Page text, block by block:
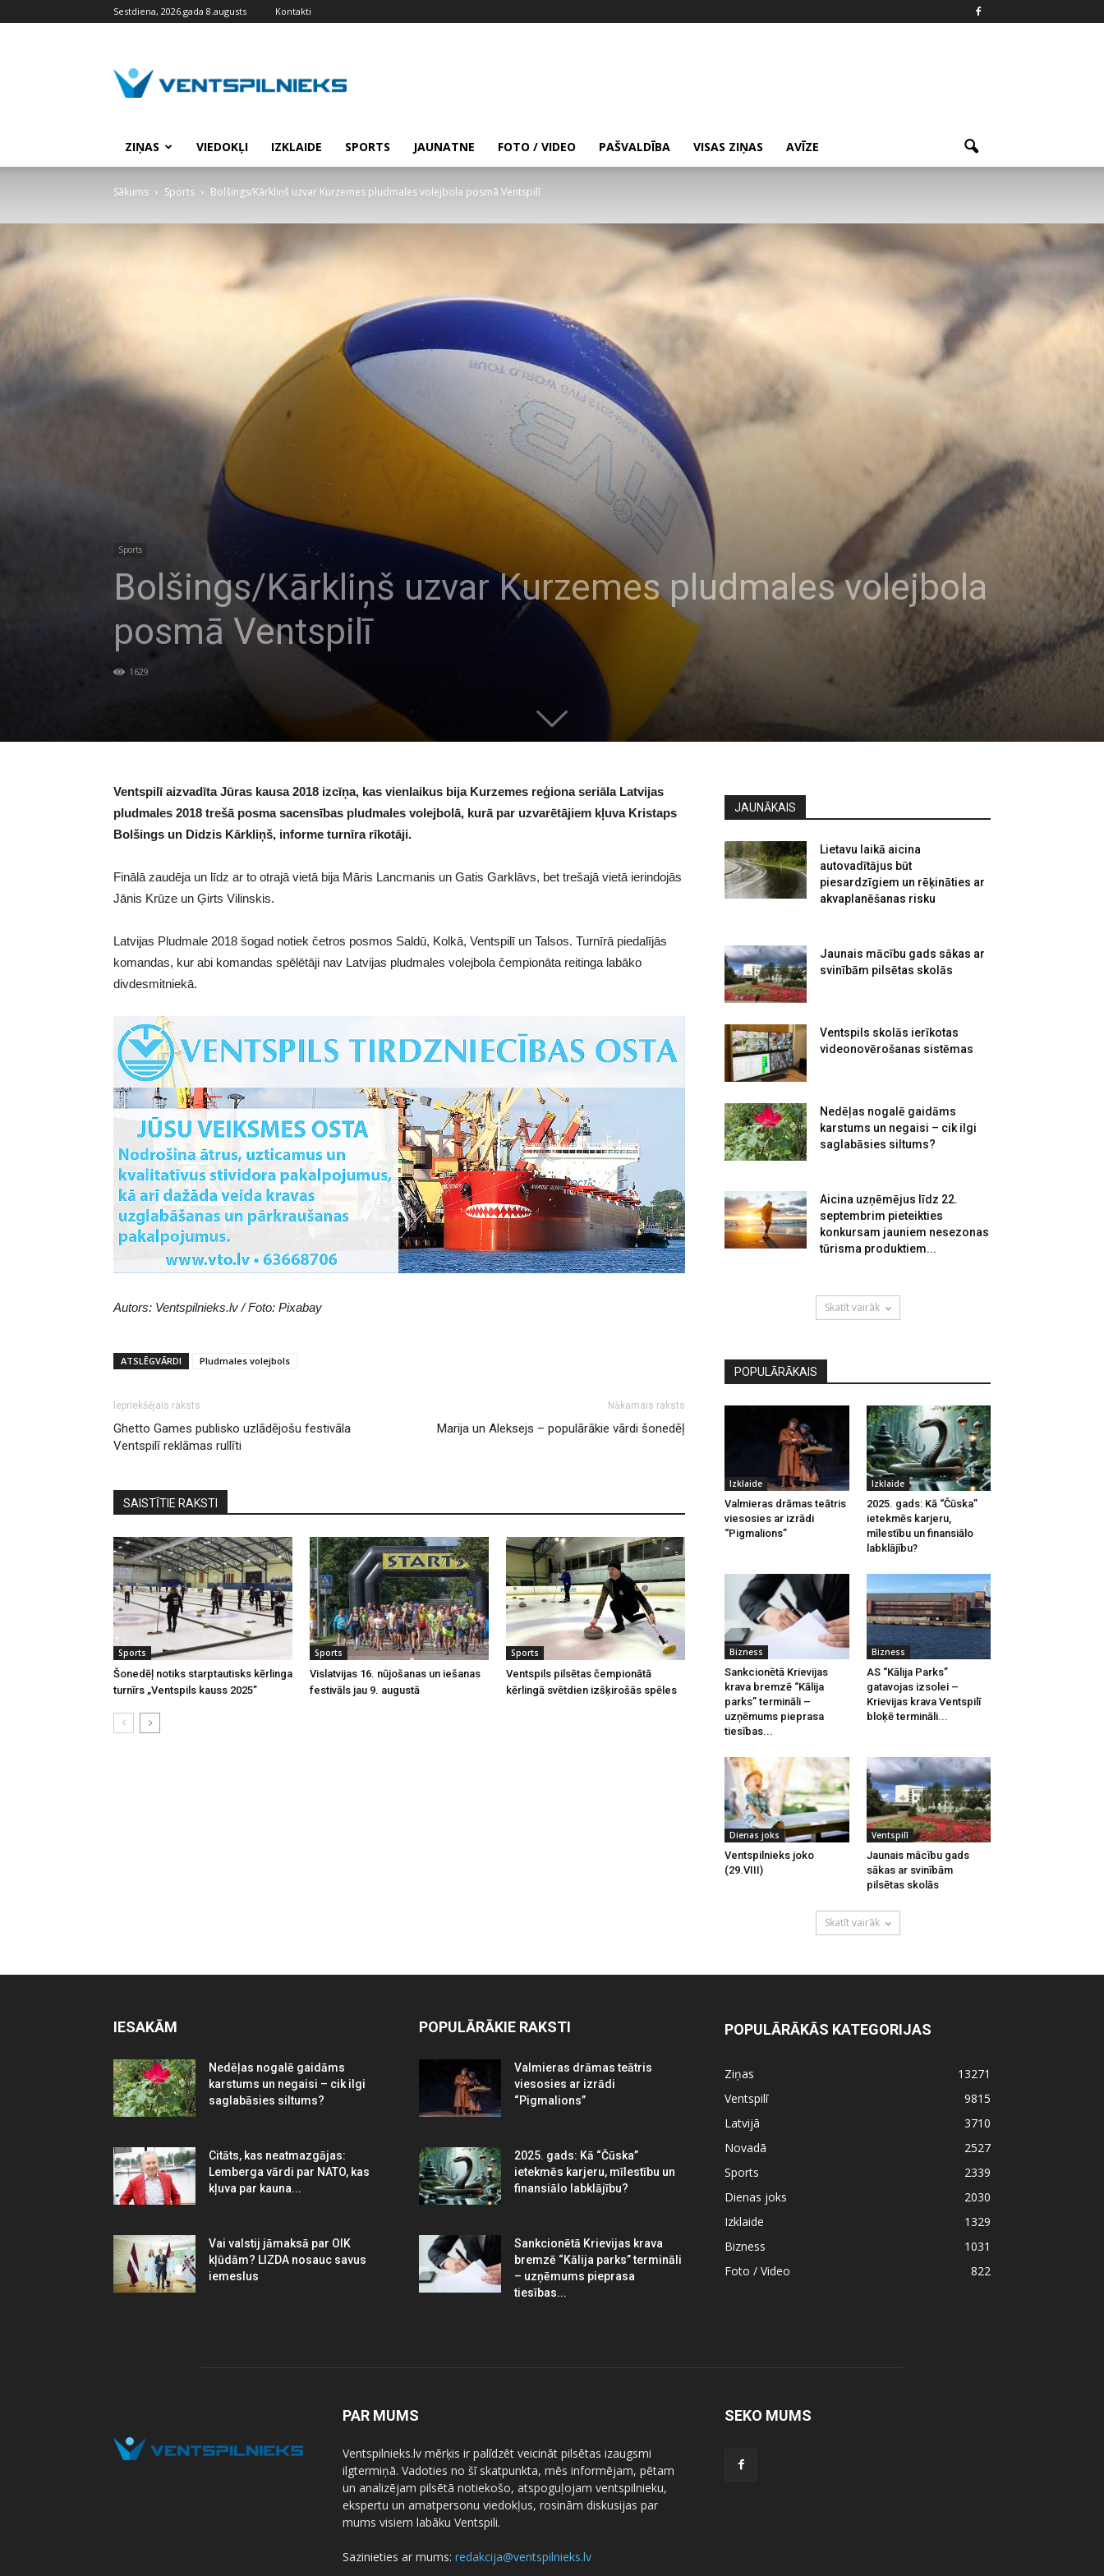
Sestdiena, 2026.gada 8.augusts Kontakti
ZIŅAS VIEDOKĻI IZKLAIDE SPORTS JAUNATNE FOTO / VIDEO PAŠVALDĪBA VISAS ZIŅAS AVĪZE
Sākums Sports Bolšings/Kārkliņš uzvar Kurzemes pludmales volejbola posmā Ventspilī
Sports
Bolšings/Kārkliņš uzvar Kurzemes pludmales volejbola
posmā Ventspilī
1629
Ventspilī aizvadīta Jūras kausa 2018 izcīņa, kas vienlaikus bija Kurzemes reģiona seriāla Latvijas
pludmales 2018 trešā posma sacensības pludmales volejbolā, kurā par uzvarētājiem kļuva Kristaps
Bolšings un Didzis Kārkliņš, informe turnīra rīkotāji.
Finālā zaudēja un līdz ar to otrajā vietā bija Māris Lancmanis un Gatis Garklāvs, bet trešajā vietā ierindojās
Jānis Krūze un Ģirts Vilinskis.
Latvijas Pludmale 2018 šogad notiek četros posmos Saldū, Kolkā, Ventspilī un Talsos. Turnīrā piedalījās
komandas, kur abi komandas spēlētāji nav Latvijas pludmales volejbola čempionāta reitinga labāko
divdesmitniekā.
Autors: Ventspilnieks.lv / Foto: Pixabay
ATSLĒGVĀRDI Pludmales volejbols
Iepriekšējais raksts
Ghetto Games publisko uzlādējošu festivāla
Ventspilī reklāmas rullīti
Nākamais raksts
Marija un Aleksejs – populārākie vārdi šonedēļ
SAISTĪTIE RAKSTI
Sports
Šonedēļ notiks starptautisks kērlinga
turnīrs „Ventspils kauss 2025”
Sports
Vislatvijas 16. nūjošanas un iešanas
festivāls jau 9. augustā
Sports
Ventspils pilsētas čempionātā
kērlingā svētdien izšķirošās spēles
JAUNĀKAIS
Lietavu laikā aicina
autovadītājus būt
piesardzīgiem un rēķināties ar
akvaplanēšanas risku
Jaunais mācību gads sākas ar
svinībām pilsētas skolās
Ventspils skolās ierīkotas
videonovērošanas sistēmas
Nedēļas nogalē gaidāms
karstums un negaisi – cik ilgi
saglabāsies siltums?
Aicina uzņēmējus līdz 22.
septembrim pieteikties
konkursam jauniem nesezonas
tūrisma produktiem...
Skatīt vairāk
POPULĀRĀKAIS
Izklaide
Valmieras drāmas teātris
viesosies ar izrādi
“Pigmalions”
Izklaide
2025. gads: Kā “Čūska”
ietekmēs karjeru,
mīlestību un finansiālo
labklājību?
Bizness
Sankcionētā Krievijas
krava bremzē “Kālija
parks” termināli –
uzņēmums pieprasa
tiesības...
Bizness
AS “Kālija Parks”
gatavojas izsolei –
Krievijas krava Ventspilī
bloķē termināli...
Dienas joks
Ventspilnieks joko
(29.VIII)
Ventspilī
Jaunais mācību gads
sākas ar svinībām
pilsētas skolās
Skatīt vairāk
IESAKĀM
Nedēļas nogalē gaidāms
karstums un negaisi – cik ilgi
saglabāsies siltums?
Citāts, kas neatmazgājas:
Lemberga vārdi par NATO, kas
kļuva par kauna...
Vai valstij jāmaksā par OIK
kļūdām? LIZDA nosauc savus
iemeslus
POPULĀRĀKIE RAKSTI
Valmieras drāmas teātris
viesosies ar izrādi
“Pigmalions”
2025. gads: Kā “Čūska”
ietekmēs karjeru, mīlestību un
finansiālo labklājību?
Sankcionētā Krievijas krava
bremzē “Kālija parks” termināli
– uzņēmums pieprasa
tiesības...
POPULĀRĀKĀS KATEGORIJAS
Ziņas
13271
Ventspilī
9815
Latvijā
3710
Novadā
2527
Sports
2339
Dienas joks
2030
Izklaide
1329
Bizness
1031
Foto / Video
822
PAR MUMS
Ventspilnieks.lv mērķis ir palīdzēt veicināt pilsētas izaugsmi
ilgtermiņā. Vadoties no šī skatpunkta, mēs informējam, pētam
un analizējam pilsētā notiekošo, atspoguļojam ventspilnieku,
ekspertu un amatpersonu viedokļus, rosinām diskusijas par
mums visiem labāku Ventspili.
Sazinieties ar mums: redakcija@ventspilnieks.lv
SEKO MUMS